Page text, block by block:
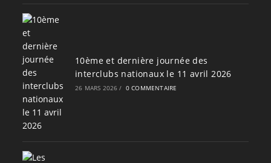
10ème et dernière journée des
interclubs nationaux le 11 avril 2026
26 MARS 2026 / 0 COMMENTAIRE